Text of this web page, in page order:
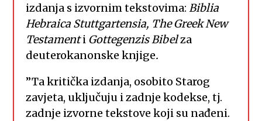
izdanja s izvornim tekstovima:Biblia
Hebraica Stuttgartensia, The Greek New
Testamenti Gottegenzis Bibelza
deuterokanonske knjige.
”Ta kritička izdanja, osobito Starog
zavjeta, uključuju i zadnje kodekse, tj.
zadnje izvorne tekstove koji su nađeni.